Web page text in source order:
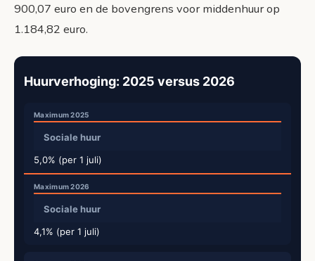
900,07 euro en de bovengrens voor middenhuur op
1.184,82 euro.
Huurverhoging: 2025 versus 2026
Sociale huur
5,0% (per 1 juli)
Sociale huur
4,1% (per 1 juli)